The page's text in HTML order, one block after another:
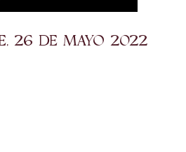
26 DE MAYO 2022